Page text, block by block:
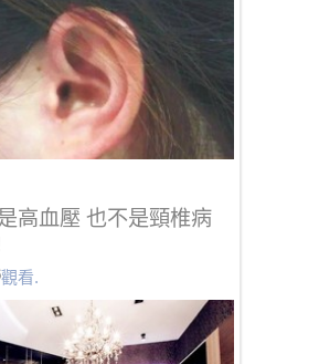
高血壓 也不是頸椎病
觀看.